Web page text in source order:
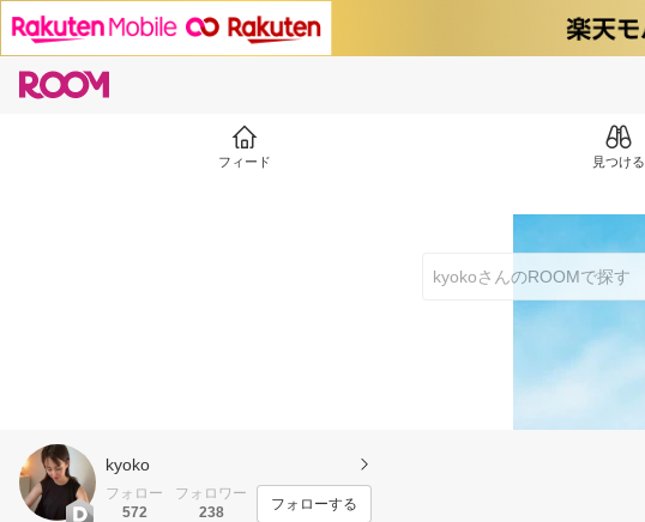
フィード 見つける
kyoko
フォロー
572
フォロワー
238
フォローする